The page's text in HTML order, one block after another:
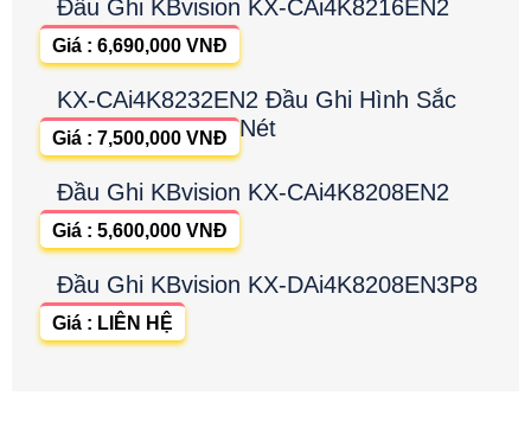
Đầu Ghi KBvision KX-CAi4K8216EN2
Giá : 6,690,000 VNĐ
KX-CAi4K8232EN2 Đầu Ghi Hình Sắc
Nét
Giá : 7,500,000 VNĐ
Đầu Ghi KBvision KX-CAi4K8208EN2
Giá : 5,600,000 VNĐ
Đầu Ghi KBvision KX-DAi4K8208EN3P8
Giá : LIÊN HỆ